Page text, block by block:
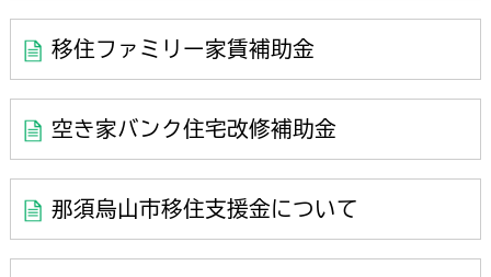
移住ファミリー家賃補助金
空き家バンク住宅改修補助金
那須烏山市移住支援金について